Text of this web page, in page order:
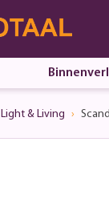
Light & Living